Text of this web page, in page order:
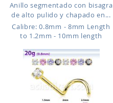
Anillo segmentado con bisagra
de alto pulido y chapado en...
Calibre: 0.8mm - 8mm Length
to 1.2mm - 10mm length